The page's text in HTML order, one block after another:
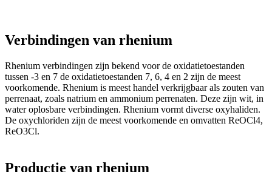
Verbindingen van rhenium
Rhenium verbindingen zijn bekend voor de oxidatietoestanden
tussen -3 en 7 de oxidatietoestanden 7, 6, 4 en 2 zijn de meest
voorkomende. Rhenium is meest handel verkrijgbaar als zouten van
perrenaat, zoals natrium en ammonium perrenaten. Deze zijn wit, in
water oplosbare verbindingen. Rhenium vormt diverse oxyhaliden.
De oxychloriden zijn de meest voorkomende en omvatten ReOCl4,
ReO3Cl.
Productie van rhenium